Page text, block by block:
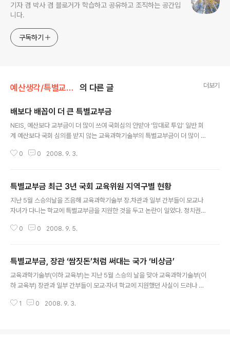
기자 겸 박사 겸 블로거가 학습하고 공유하고 조직하는 공간입
니다.
구독하기
예산생각/특별교부금 의 다른 글 더보기
배보다 배꼽이 더 큰 특별교부금
NEIS, 예산보다 교부금이 더 많이 쓰여 국회심의 안받아 ‘맘대로 투입’ 일반 회
계 예산보다 국회 심의를 받지 않는 교육과학기술부의 특별교부금이 더 많이 지
내역을 분석한 결과에 따르면 2001년 도입 당시 예산 낭비라는 지적을 받았던
비가 더 많이 지원됐다. 교육과학기술부 특별교부금 규모 (단위: 천원) 총액 시
책사업비(60%) 현안사업비(30%) 재해대책비(10%) 교육부 소관 예산(억원)
2005년 790,660,678 474,228,515 237,114,257 79,038,0..
0 0 2008. 9. 3.
특별교부금 최근 3년 국회 교육위원 지역구별 현황
지난 5월 스승의날을 즈음해 교육과학기술부 장․차관과 일부 간부들이 모교나
자녀가 다니는 학교에 특별교부금을 지원한 것을 두고 논란이 일었다. 정치권은
로울까? 지역구 민원해결에 특별교부금을 이용하려는 유혹을 느끼는 현재 정치
지역구에 특별교부금이 훨씬 더 많이 배정됐다는 사실을 폭로한 바 있다. 동일
한 방법을 적용한 이번 서울신문-함께하는시민행동 공동분석은 국회의원들이
자기 지역구 챙기기와 다음 총선 준비를 위해 국가예산에 줄을 서는 행태가 6년
0 0 2008. 9. 5.
특별교부금, 장관 ‘쌈짓돈’처럼 써대는 국가 ‘비상금’
교육과학기술부(이하 교육부)는 지난 5월 스승의 날을 맞아 교육과학기술부(이
하 교육부) 장관과 일부 간부들이 모교·자녀 학교에 지원했던 사실이 드러나 파
결과 김도연 당시 교육부 장관과 우형식 차관이 모교를 방문한 후 교육부가 지
1 0 2008. 9. 3.